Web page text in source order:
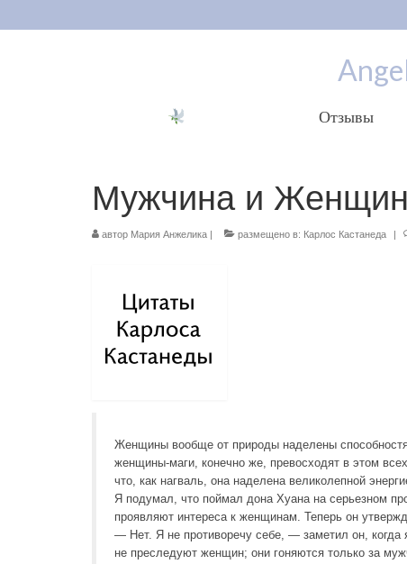
Отзывы
Мужчина и
автор Мария Анжелика | размещено в: Карлос Кастанеда |
Женщины вообще от природы наделены
женщины-маги, конечно же, превосходят в этом
что, как нагваль, она наделена великолепной
Я подумал, что поймал дона Хуана на серьезном
проявляют интереса к женщинам. Теперь он
— Нет. Я не противоречу себе, — заметил он,
не преследуют женщин; они гоняются только за